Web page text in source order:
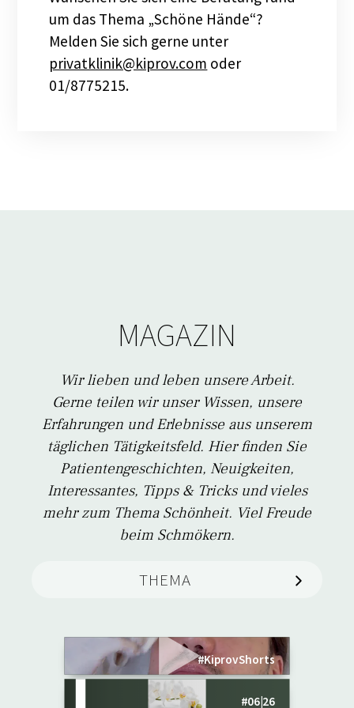
um das Thema „Schöne Hände“?
Melden Sie sich gerne unter
privatklinik@kiprov.com oder
01/8775215.
MAGAZIN
Wir lieben und leben unsere Arbeit.
Gerne teilen wir unser Wissen, unsere
Erfahrungen und Erlebnisse aus unserem
täglichen Tätigkeitsfeld. Hier finden Sie
Patientengeschichten, Neuigkeiten,
Interessantes, Tipps & Tricks und vieles
mehr zum Thema Schönheit. Viel Freude
beim Schmökern.
THEMA
Presse
Schönheit
Leichtes Peeling
#KiprovShorts
#06|26
manchmal Nein
sagen
Die unsichtbare Frau
Bye-bye Frühling –